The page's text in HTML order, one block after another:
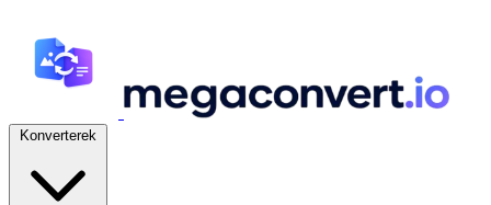
Konverterek